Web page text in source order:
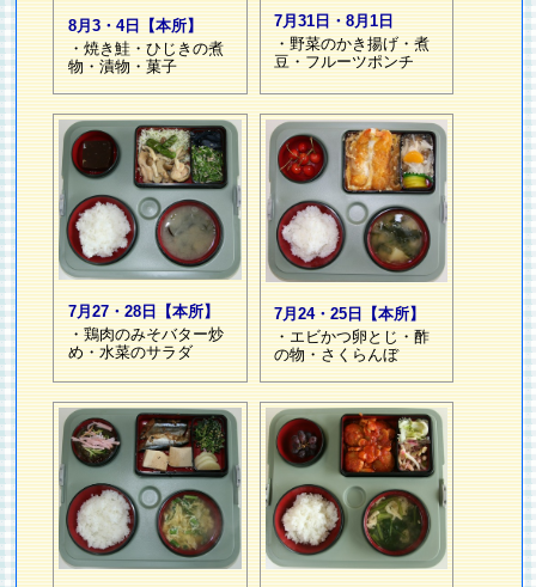
8月3・4日【本所】
・焼き鮭・ひじきの煮
物・漬物・菓子
7月31日・8月1日
・野菜のかき揚げ・煮
豆・フルーツポンチ
7月27・28日【本所】
・鶏肉のみそバター炒
め・水菜のサラダ
7月24・25日【本所】
・エビかつ卵とじ・酢
の物・さくらんぼ